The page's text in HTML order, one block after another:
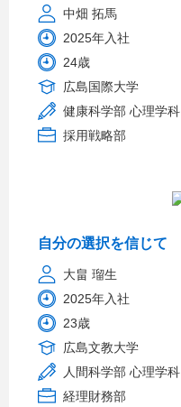
中畑 拓馬
2025年入社
24歳
広島国際大学
健康科学部 心理学科
採用戦略部
自分の選択を信じて
大畠 瑠生
2025年入社
23歳
広島文教大学
人間科学部 心理学科
経理財務部